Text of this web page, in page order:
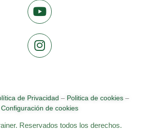
de Privacidad – Politica de cookies –
Configuración de cookies
Reservados todos los derechos.